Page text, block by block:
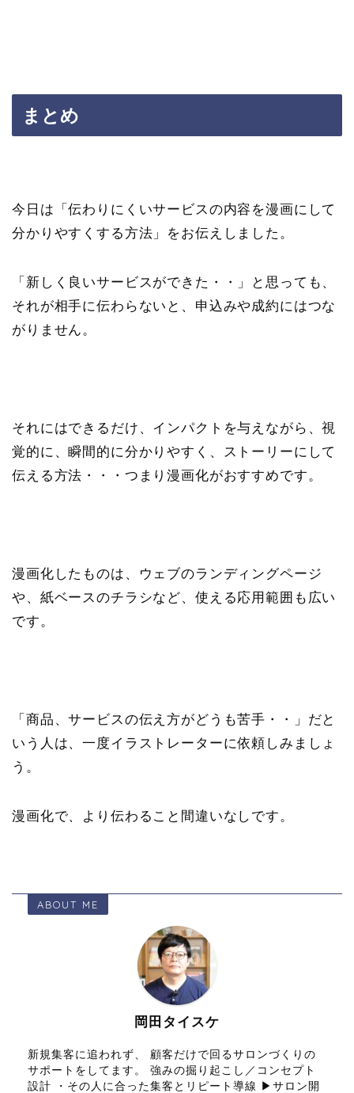
まとめ
今日は「伝わりにくいサービスの内容を漫画にして
分かりやすくする方法」をお伝えしました。
「新しく良いサービスができた・・」と思っても、
それが相手に伝わらないと、申込みや成約にはつな
がりません。
それにはできるだけ、インパクトを与えながら、視
覚的に、瞬間的に分かりやすく、ストーリーにして
伝える方法・・・つまり漫画化がおすすめです。
漫画化したものは、ウェブのランディングページ
や、紙ベースのチラシなど、使える応用範囲も広い
です。
「商品、サービスの伝え方がどうも苦手・・」だと
いう人は、一度イラストレーターに依頼しみましょ
う。
漫画化で、より伝わること間違いなしです。
ABOUT ME
岡田タイスケ
新規集客に追われず、 顧客だけで回るサロンづくりの
サポートをしてます。 強みの掘り起こし／コンセプト
設計 ・その人に合った集客とリピート導線 ▶サロン開